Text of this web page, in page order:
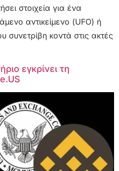
στοιχεία για ένα
αντικείμενο (UFO) ή
συνετρίβη κοντά στις ακτές
εγκρίνει τη